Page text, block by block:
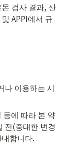
검사 결과, 산
APPI에서 규
나 이용하는 시
등에 따라 본 약
전(중대한 변경
합니다.